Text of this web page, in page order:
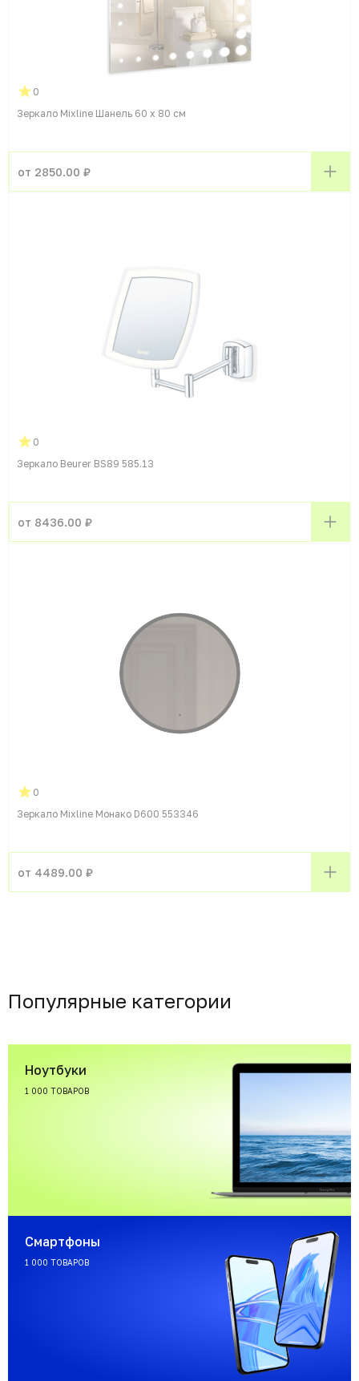
0
Зеркало Mixline Шанель 60 x 80 см
от 2850.00 ₽
0
Зеркало Beurer BS89 585.13
от 8436.00 ₽
0
Зеркало Mixline Монако D600 553346
от 4489.00 ₽
Популярные категории
Ноутбуки
1 000 ТОВАРОВ
Смартфоны
1 000 ТОВАРОВ